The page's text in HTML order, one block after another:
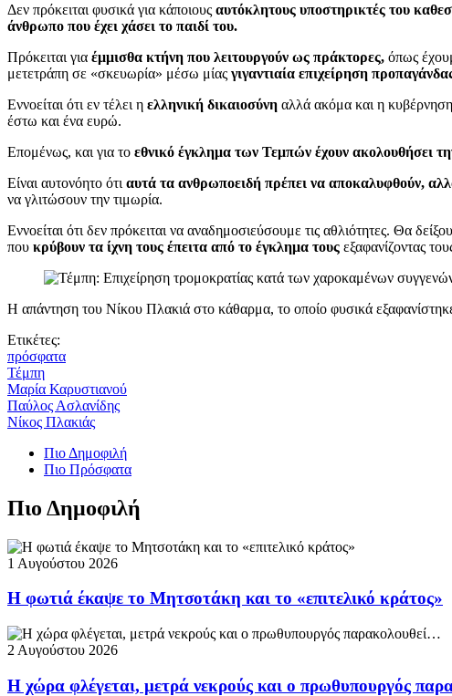
Δεν πρόκειται φυσικά για κάποιους αυτόκλητους υποστηρικτές του
άνθρωπο που έχει χάσει το παιδί του.
Πρόκειται για έμμισθα κτήνη που λειτουργούν ως πράκτορες, όπως
μετετράπη σε «σκευωρία» μέσω μίας γιγαντιαία επιχείρηση
Εννοείται ότι εν τέλει η ελληνική δικαιοσύνη αλλά ακόμα και η κυβέρνηση
έστω και ένα ευρώ.
Επομένως, και για το εθνικό έγκλημα των Τεμπών έχουν ακολουθήσει
Είναι αυτονόητο ότι αυτά τα ανθρωποειδή πρέπει να αποκαλυφθούν,
να γλιτώσουν την τιμωρία.
Εννοείται ότι δεν πρόκειται να αναδημοσιεύσουμε τις αθλιότητες. Θα
που κρύβουν τα ίχνη τους έπειτα από το έγκλημα τους εξαφανίζοντας
Η απάντηση του Νίκου Πλακιά στο κάθαρμα, το οποίο φυσικά
Ετικέτες:
πρόσφατα
Τέμπη
Μαρία Καρυστιανού
Παύλος Ασλανίδης
Νίκος Πλακιάς
Πιο Δημοφιλή
Πιο Πρόσφατα
Πιο Δημοφιλή
1 Αυγούστου 2026
Η φωτιά έκαψε το Μητσοτάκη και το «επιτελικό κράτος»
2 Αυγούστου 2026
Η χώρα φλέγεται, μετρά νεκρούς και ο πρωθυπουργός